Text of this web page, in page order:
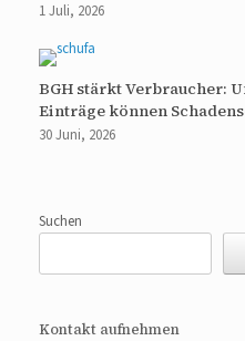
1 Juli, 2026
BGH stärkt Verbraucher:
Einträge können
30 Juni, 2026
Suchen
Kontakt aufnehmen